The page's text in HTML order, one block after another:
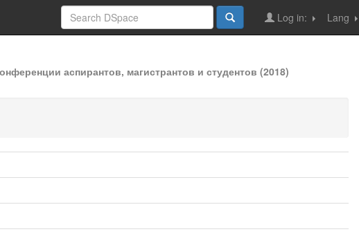
Lang
Log in:
аспирантов, магистрантов и студентов (2018)